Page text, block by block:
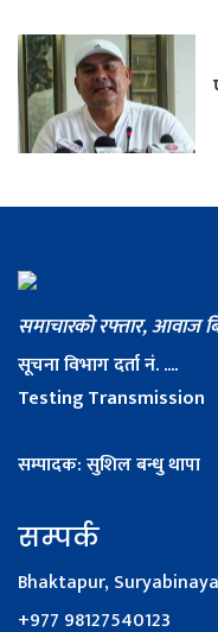
समाचारको रफ्तार, आवाज
सूचना विभाग दर्ता नं. ....
Testing Transmission
सम्पादक: सुशिल बन्धु थापा
सम्पर्क
Bhaktapur,
+977 98127540123